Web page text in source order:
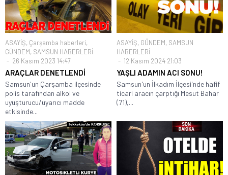
ASAYİŞ, Çarşamba haberleri,
GÜNDEM, SAMSUN HABERLERİ
26 Kasım 2023 14:47
ARAÇLAR DENETLENDİ
Samsun'un Çarşamba ilçesinde
polis tarafından alkol ve
uyuşturucu/uyarıcı madde
etkisinde...
ASAYİŞ, GÜNDEM, SAMSUN
HABERLERİ
12 Kasım 2024 21:03
YAŞLI ADAMIN ACI SONU!
Samsun'un İlkadım İlçesi'nde hafif
ticari aracın çarptığı Mesut Bahar
(71),...